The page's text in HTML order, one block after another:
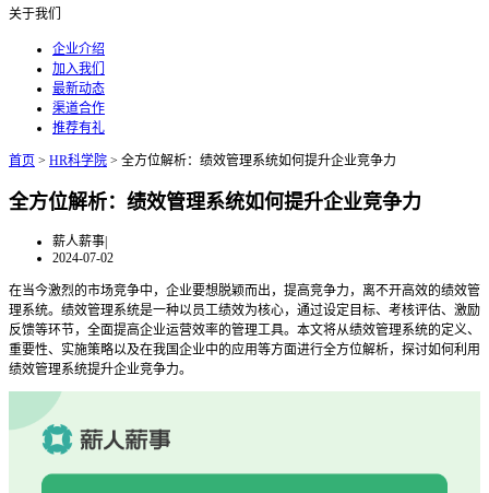
关于我们
企业介绍
加入我们
最新动态
渠道合作
推荐有礼
首页 > HR科学院 > 全方位解析：绩效管理系统如何提升企业竞争力
全方位解析：绩效管理系统如何提升企业竞争力
薪人薪事|
2024-07-02
在当今激烈的市场竞争中，企业要想脱颖而出，提高竞争力，离不开高效的绩效管
理系统。绩效管理系统是一种以员工绩效为核心，通过设定目标、考核评估、激励
反馈等环节，全面提高企业运营效率的管理工具。本文将从绩效管理系统的定义、
重要性、实施策略以及在我国企业中的应用等方面进行全方位解析，探讨如何利用
绩效管理系统提升企业竞争力。